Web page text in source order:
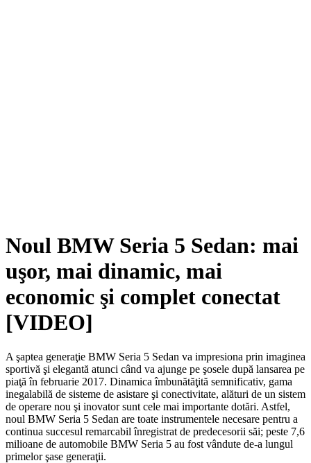
Noul BMW Seria 5 Sedan: mai
uşor, mai dinamic, mai
economic şi complet conectat
[VIDEO]
A şaptea generaţie BMW Seria 5 Sedan va impresiona prin imaginea
sportivă şi elegantă atunci când va ajunge pe şosele după lansarea pe
piaţă în februarie 2017. Dinamica îmbunătăţită semnificativ, gama
inegalabilă de sisteme de asistare şi conectivitate, alături de un sistem
de operare nou şi inovator sunt cele mai importante dotări. Astfel,
noul BMW Seria 5 Sedan are toate instrumentele necesare pentru a
continua succesul remarcabil înregistrat de predecesorii săi; peste 7,6
milioane de automobile BMW Seria 5 au fost vândute de-a lungul
primelor şase generaţii.